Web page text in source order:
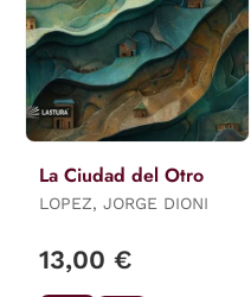
La Ciudad del Otro
LOPEZ, JORGE DIONI
13,00 €